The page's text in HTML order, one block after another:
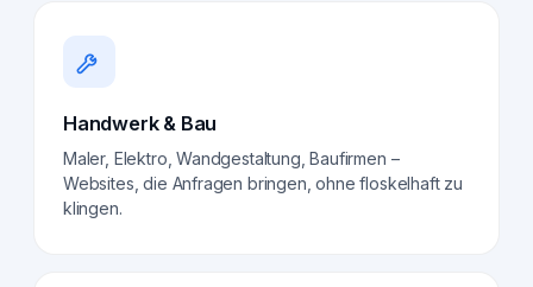
Handwerk & Bau
Maler, Elektro, Wandgestaltung, Baufirmen –
Websites, die Anfragen bringen, ohne floskelhaft zu
klingen.